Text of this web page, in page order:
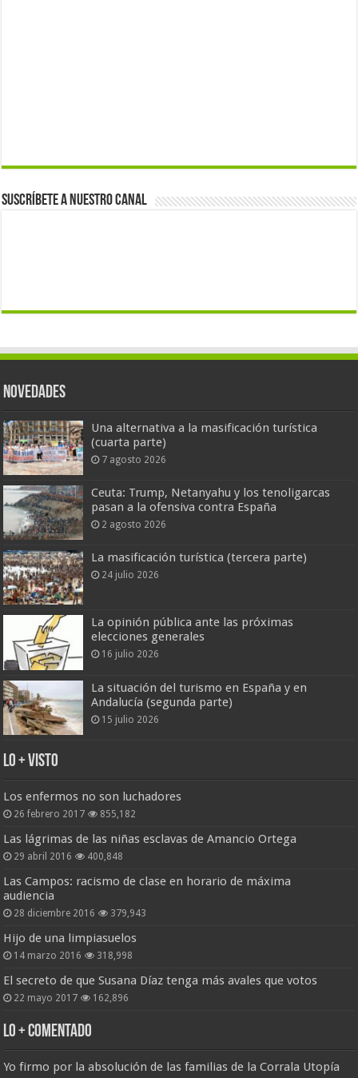
Suscríbete a nuestro canal
Novedades
Una alternativa a la masificación turística
(cuarta parte)
7 agosto 2026
Ceuta: Trump, Netanyahu y los tenoligarcas
pasan a la ofensiva contra España
2 agosto 2026
La masificación turística (tercera parte)
24 julio 2026
La opinión pública ante las próximas
elecciones generales
16 julio 2026
La situación del turismo en España y en
Andalucía (segunda parte)
15 julio 2026
Lo + Visto
Los enfermos no son luchadores
26 febrero 2017 855,182
Las lágrimas de las niñas esclavas de Amancio Ortega
29 abril 2016 400,848
Las Campos: racismo de clase en horario de máxima
audiencia
28 diciembre 2016 379,943
Hijo de una limpiasuelos
14 marzo 2016 318,998
El secreto de que Susana Díaz tenga más avales que votos
22 mayo 2017 162,896
Lo + Comentado
Yo firmo por la absolución de las familias de la Corrala Utopía